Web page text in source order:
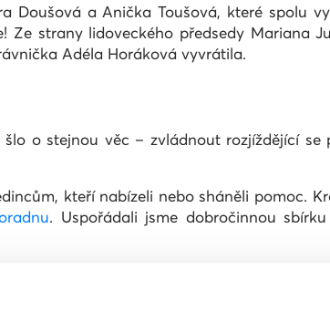
Doušová a Anička Toušová, které spolu
Ze strany lidoveckého předsedy Mariana
Adéla Horáková vyvrátila.
o stejnou věc – zvládnout rozjíždějící se
kteří nabízeli nebo sháněli pomoc.
. Uspořádali jsme dobročinnou